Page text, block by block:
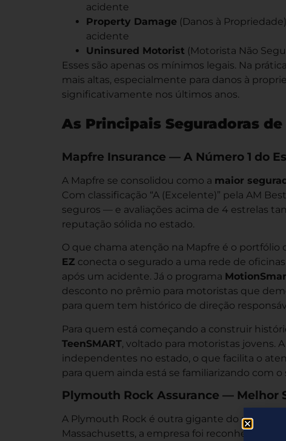
acidente
Property Damage (Danos à
acidente
Uninsured Motorist (Motorista Não
Esses são apenas os mínimos legais. Na
mais altas, especialmente para danos à
significativamente nos últimos anos.
As Principais Seguradoras
Mapfre Insurance — A Número 1 do
A Mapfre se consolidou como a maior
Com classificação “A (Excelente)” pela AM
seguros — e avaliações acima de 4 estrelas
reputação sólida no estado.
O que chama atenção na Mapfre é o portfólio
EZ conecta o segurado a uma rede de
após um acidente. Já o programa
desconto no prêmio para motoristas que
para quem tem histórico de direção
Para quem está começando a construir
TeenSMART, voltado para motoristas jovens.
independentes no estado, o que facilita o
para quem ainda está se familiarizando com
Plymouth Rock Assurance — Melhor
A Plymouth Rock é outra gigante do mercado
Massachusetts, a empresa foi reconhecida